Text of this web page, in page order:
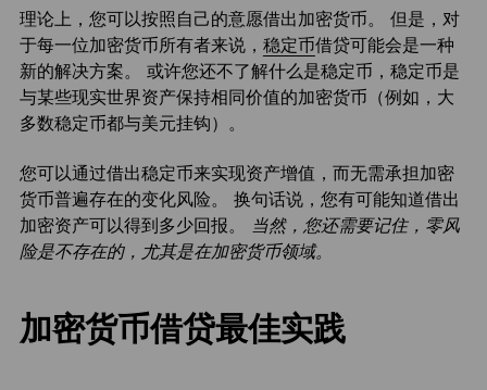
理论上，您可以按照自己的意愿借出加密货币。 但是，对
于每一位加密货币所有者来说， 稳定币借贷可能会是一种
新的解决方案。 或许您还不了解什么是稳定币，稳定币是
与某些现实世界资产保持相同价值的加密货币（例如，大
多数稳定币都与美元挂钩）。
您可以通过借出稳定币来实现资产增值，而无需承担加密
货币普遍存在的变化风险。 换句话说，您有可能知道借出
加密资产可以得到多少回报。
当然，您还需要记住，零风
险是不存在的，尤其是在加密货币领域。
加密货币借贷最佳实践